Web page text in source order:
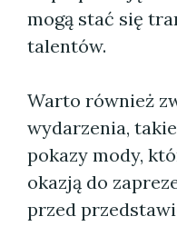
mogą stać się
talentów.
Warto również
wydarzenia,
pokazy mody,
okazją do
przed